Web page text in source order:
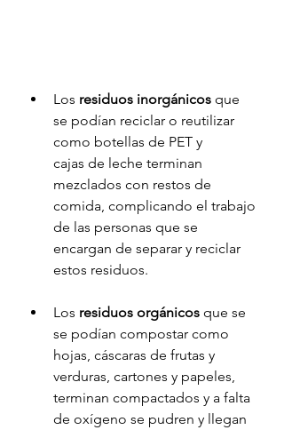
Los residuos inorgánicos que
se podían reciclar o reutilizar
como botellas de PET y
cajas de leche terminan
mezclados con restos de
comida, complicando el trabajo
de las personas que se
encargan de separar y reciclar
estos residuos.
Los residuos orgánicos que se
se podían compostar como
hojas, cáscaras de frutas y
verduras, cartones y papeles,
terminan compactados y a falta
de oxígeno se pudren y llegan